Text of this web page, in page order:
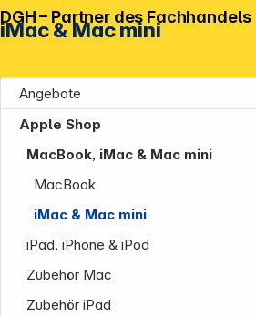
iMac & Mac mini
Angebote
Apple Shop
MacBook, iMac & Mac mini
MacBook
iMac & Mac mini
iPad, iPhone & iPod
Zubehör Mac
Zubehör iPad
DGH – Partner des Fachhandels
Unternehmen